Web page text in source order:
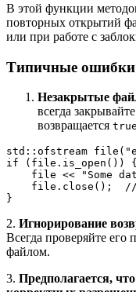
В этой функции
повторных открытий
или при работе с
Типичные ошибки
Незакрытые
всегда
возвращается true
std::ofstream
if (file.is_open()) {
file << "Some
file.close();
}
2. Игнорирование
Всегда проверяйте
файлом.
3. Предполагается,